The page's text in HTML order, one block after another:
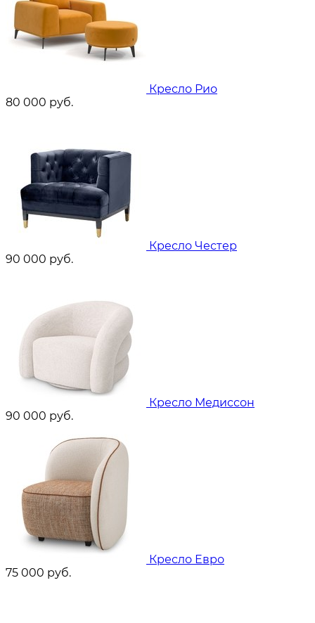
Кресло Рио
80 000 руб.
Кресло Честер
90 000 руб.
Кресло Медиссон
90 000 руб.
Кресло Евро
75 000 руб.